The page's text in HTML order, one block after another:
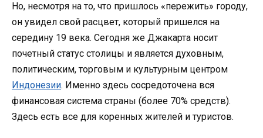
Но, несмотря на то, что пришлось «пережить» городу,
он увидел свой расцвет, который пришелся на
середину 19 века. Сегодня же Джакарта носит
почетный статус столицы и является духовным,
политическим, торговым и культурным центром
Индонезии. Именно здесь сосредоточена вся
финансовая система страны (более 70% средств).
Здесь есть все для коренных жителей и туристов.